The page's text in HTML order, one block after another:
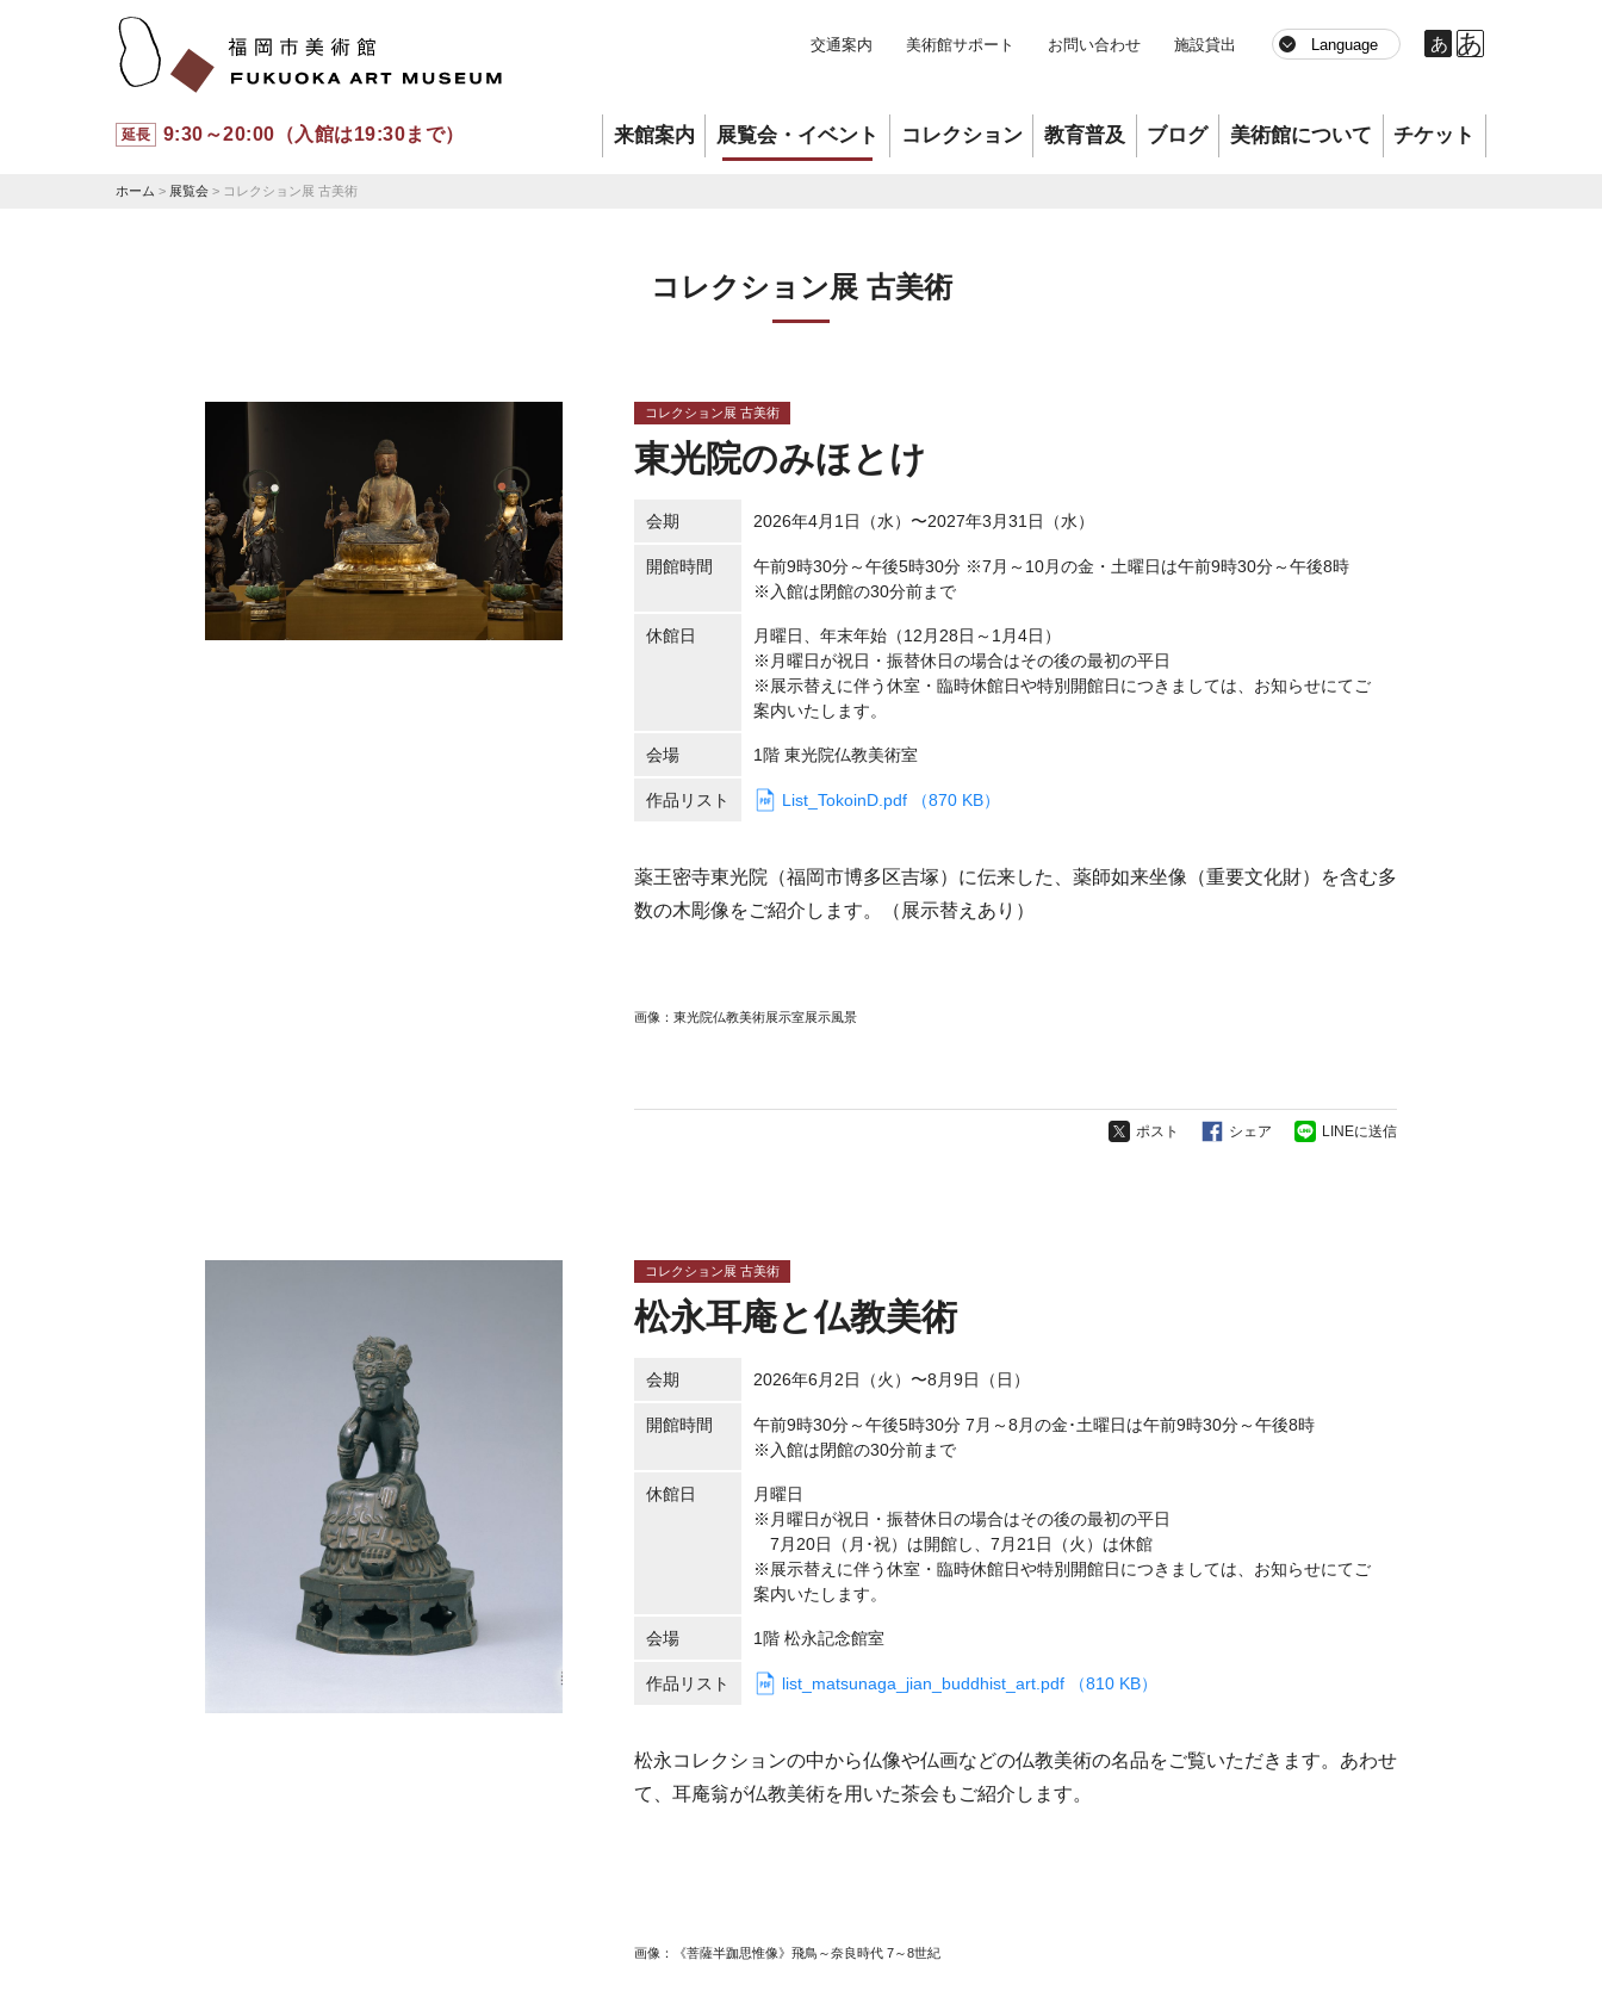
延長 9:30～20:00（入館は19:30まで）
あ あ
交通案内 美術館サポート お問い合わせ 施設貸出
来館案内 展覧会・イベント コレクション 教育普及 美術館について チケット
ブログ
ホーム > 展覧会 > コレクション展 古美術
コレクション展 古美術
コレクション展 古美術
東光院のみほとけ
会期 2026年4月1日（水）〜2027年3月31日（水）
開館時間
午前9時30分～午後5時30分 ※7月～10月の金・土曜日は午前9時30分～午後8時
※入館は閉館の30分前まで
休館日
月曜日、年末年始（12月28日～1月4日）
※月曜日が祝日・振替休日の場合はその後の最初の平日
※展示替えに伴う休室・臨時休館日や特別開館日につきましては、お知らせにてご
案内いたします。
会場 1階 東光院仏教美術室
作品リスト List_TokoinD.pdf （870 KB）
薬王密寺東光院（福岡市博多区吉塚）に伝来した、薬師如来坐像（重要文化財）を含む多
数の木彫像をご紹介します。（展示替えあり）
画像：東光院仏教美術展示室展示風景
ポスト シェア LINEに送信
コレクション展 古美術
松永耳庵と仏教美術
会期 2026年6月2日（火）〜8月9日（日）
開館時間
午前9時30分～午後5時30分 7月～8月の金･土曜日は午前9時30分～午後8時
※入館は閉館の30分前まで
休館日
月曜日
※月曜日が祝日・振替休日の場合はその後の最初の平日
7月20日（月･祝）は開館し、7月21日（火）は休館
※展示替えに伴う休室・臨時休館日や特別開館日につきましては、お知らせにてご
案内いたします。
会場 1階 松永記念館室
作品リスト list_matsunaga_jian_buddhist_art.pdf （810 KB）
松永コレクションの中から仏像や仏画などの仏教美術の名品をご覧いただきます。あわせ
て、耳庵翁が仏教美術を用いた茶会もご紹介します。
画像：《菩薩半跏思惟像》飛鳥～奈良時代 7～8世紀